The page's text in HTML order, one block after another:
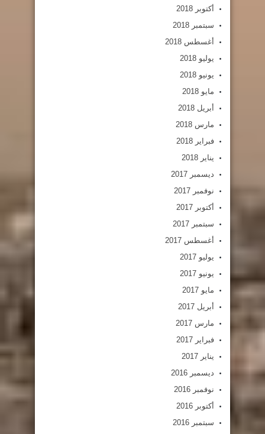
أكتوبر 2018
سبتمبر 2018
أغسطس 2018
يوليو 2018
يونيو 2018
مايو 2018
أبريل 2018
مارس 2018
فبراير 2018
يناير 2018
ديسمبر 2017
نوفمبر 2017
أكتوبر 2017
سبتمبر 2017
أغسطس 2017
يوليو 2017
يونيو 2017
مايو 2017
أبريل 2017
مارس 2017
فبراير 2017
يناير 2017
ديسمبر 2016
نوفمبر 2016
أكتوبر 2016
سبتمبر 2016